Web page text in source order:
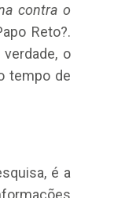
contra o
Reto?.
o
tempo de
é a